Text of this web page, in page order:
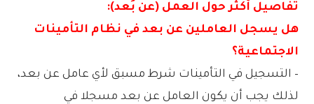
تفاصيل أكثر حول العمل (عن بُعد):
هل يسجل العاملين عن بعد في نظام التأمينات
الاجتماعية؟
– التسجيل في التأمينات شرط مسبق لأي عامل عن بعد،
لذلك يجب أن يكون العامل عن بعد مسجلا في